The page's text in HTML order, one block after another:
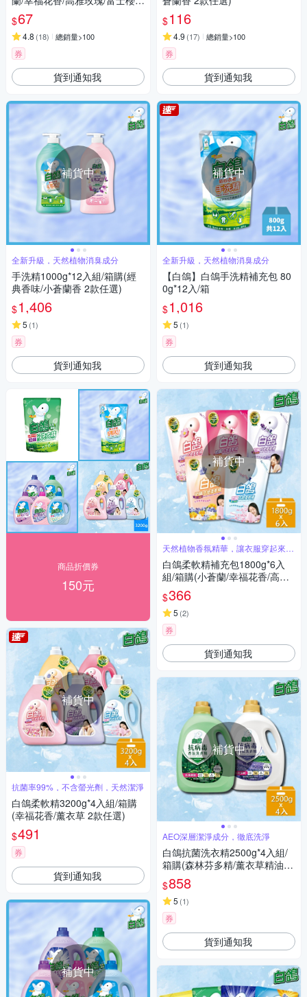
薰衣草 5款任選)
$67
4.8 (18) 總銷量>100
券
貨到通知我
補貨中
全新升級，天然植物消臭成分
手洗精1000g*12入組/箱購(經
典香味/小蒼蘭香 2款任選)
$1,406
5 (1)
券
貨到通知我
商品折價券
150元
補貨中
抗菌率99%，不含螢光劑，天然潔淨
白鴿柔軟精3200g*4入組/箱購
(幸福花香/薰衣草 2款任選)
$491
券
貨到通知我
補貨中
$116
4.9 (17) 總銷量>100
券
貨到通知我
補貨中
全新升級，天然植物消臭成分
【白鴿】白鴿手洗精補充包 80
0g*12入/箱
$1,016
5 (1)
券
貨到通知我
補貨中
天然植物香氛精華，讓衣服穿起來好
柔軟
白鴿柔軟精補充包1800g*6入
組/箱購(小蒼蘭/幸福花香/高雅
玫瑰/富士櫻/薰衣草 5款任選)
$366
5 (2)
券
貨到通知我
補貨中
AEO深層潔淨成分，徹底洗淨
白鴿抗菌洗衣精2500g*4入組/
箱購(森林芬多精/薰衣草精油 2
款任選)
$858
5 (1)
券
貨到通知我